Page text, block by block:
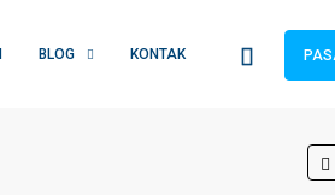
BLOG KONTAK